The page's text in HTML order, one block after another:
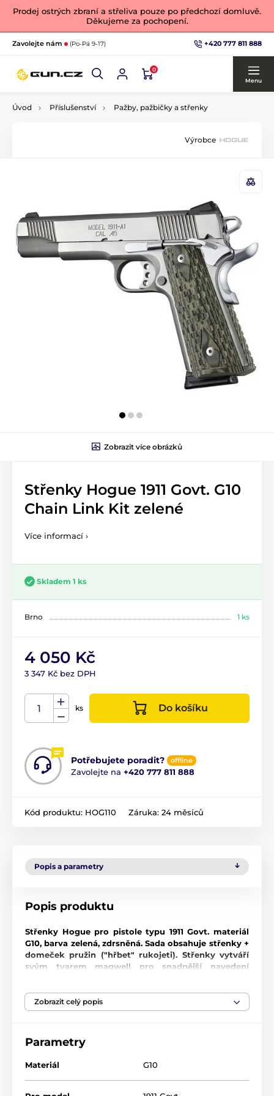
Prodej ostrých zbraní a střeliva pouze po předchozí domluvě.
Děkujeme za pochopení.
Zavolejte nám (Po-Pá 9-17) +420 777 811 888
0
Menu
Úvod Příslušenství Pažby, pažbičky a střenky
Výrobce
Zobrazit více obrázků
Střenky Hogue 1911 Govt. G10
Chain Link Kit zelené
Více informací ›
Skladem 1 ks
Brno 1 ks
4 050 Kč
3 347 Kč bez DPH
ks Do košíku
Potřebujete poradit? offline
Zavolejte na +420 777 811 888
Kód produktu: HOG110 Záruka: 24 měsíců
Popis a parametry
Popis produktu
Střenky Hogue pro pistole typu 1911 Govt. materiál
G10, barva zelená, zdrsněná. Sada obsahuje střenky +
domeček pružin ("hřbet" rukojeti). Střenky vytváří
svým tvarem magwell pro snadnější navedení
V případě zájmu jsme schopni pro Vás objednat
jakékoliv další střenky z nabídky této firmy.
epoxidové pryskyřice, které jsou stlačovány za
Zobrazit celý popis
Parametry
Materiál G10